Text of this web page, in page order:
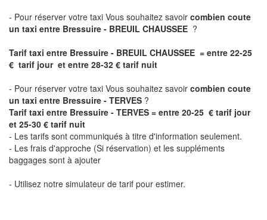
- Pour réserver votre taxi Vous souhaitez savoir combien coute
un taxi entre Bressuire - BREUIL CHAUSSEE ?
Tarif taxi entre Bressuire - BREUIL CHAUSSEE = entre 22-25
€ tarif jour et entre 28-32 € tarif nuit
- Pour réserver votre taxi Vous souhaitez savoir combien coute
un taxi entre Bressuire - TERVES ?
Tarif taxi entre Bressuire - TERVES = entre 20-25 € tarif jour
et 25-30 € tarif nuit
- Les tarifs sont communiqués à titre d'information seulement.
- Les frais d'approche (Si réservation) et les suppléments
baggages sont à ajouter
- Utilisez notre simulateur de tarif pour estimer.